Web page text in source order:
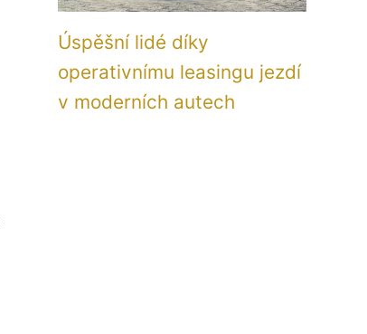
Úspěšní lidé díky
operativnímu leasingu jezdí
v moderních autech